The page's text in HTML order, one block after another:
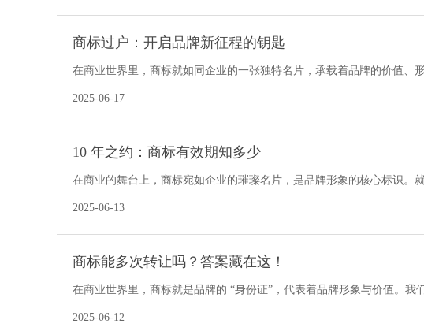
商标过户：开启品牌新征程的钥匙
在商业世界里，商标就如同企业的一张独特名片，承载着品牌的价值、
2025-06-17
10 年之约：商标有效期知多少
在商业的舞台上，商标宛如企业的璀璨名片，是品牌形象的核心标识。
2025-06-13
商标能多次转让吗？答案藏在这！
在商业世界里，商标就是品牌的 “身份证”，代表着品牌形象与价值。
2025-06-12